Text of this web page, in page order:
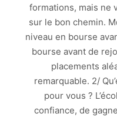
formations, mais ne
sur le bon chemin.
niveau en bourse
bourse avant de
placements
remarquable. 2/
pour vous ?
confiance, de